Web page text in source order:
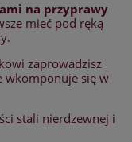
na przyprawy
mieć pod ręką
zaprowadzisz
wkomponuje się w
stali nierdzewnej i